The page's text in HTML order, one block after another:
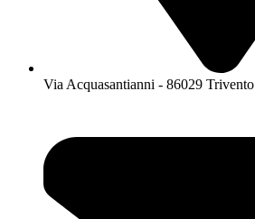
Via Acquasantianni - 86029